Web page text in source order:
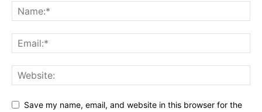
Save my name, email, and website in this browser for the